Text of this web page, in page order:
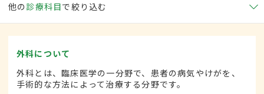
他の 診療科目で絞り込む
外科について
外科とは、臨床医学の一分野で、患者の病気やけがを、
手術的な方法によって治療する分野です。